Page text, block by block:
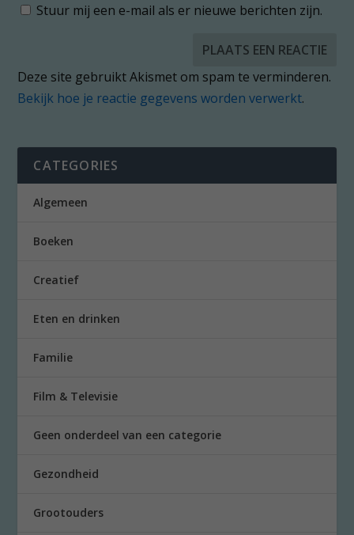
Stuur mij een e-mail als er nieuwe berichten zijn.
Deze site gebruikt Akismet om spam te verminderen.
Bekijk hoe je reactie gegevens worden verwerkt.
CATEGORIES
Algemeen
Boeken
Creatief
Eten en drinken
Familie
Film & Televisie
Geen onderdeel van een categorie
Gezondheid
Grootouders